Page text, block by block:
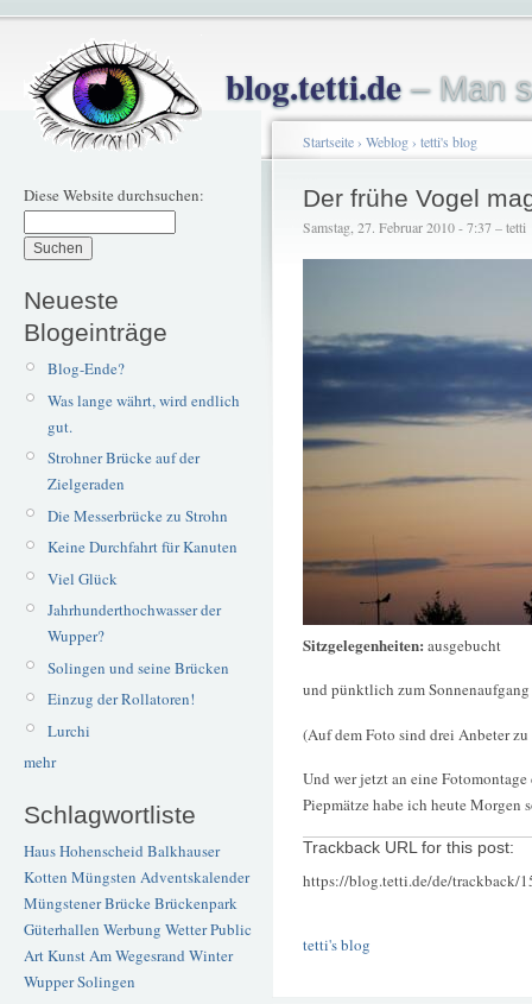
blog.tetti.de– Man
Diese Website durchsuchen:
Neueste
Blogeinträge
Blog-Ende?
Was lange währt, wird endlich
gut.
Strohner Brücke auf der
Zielgeraden
Die Messerbrücke zu Strohn
Keine Durchfahrt für Kanuten
Viel Glück
Jahrhunderthochwasser der
Wupper?
Solingen und seine Brücken
Einzug der Rollatoren!
Lurchi
mehr
Schlagwortliste
Haus Hohenscheid Balkhauser
Kotten Müngsten Adventskalender
Müngstener BrückeBrückenpark
Güterhallen Werbung WetterPublic
ArtKunstAm Wegesrand Winter
WupperSolingen
Startseite› Weblog› tetti's blog
Der frühe Vogel
Samstag, 27. Februar 2010 - 7:37 – tetti
Sitzgelegenheiten: ausgebucht
und pünktlich zum
(Auf dem Foto sind drei Anbeter zu
Und wer jetzt an eine
Piepmätze habe ich heute Morgen
Trackback URL for this post:
https://blog.tetti.de/de/trackback/
tetti's blog